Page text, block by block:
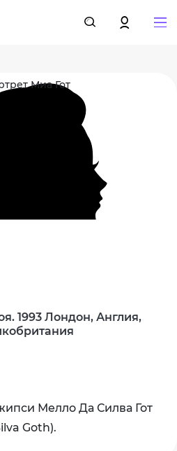
1993 Лондон, Англия,
Мелло Да Силва Гот
Goth).